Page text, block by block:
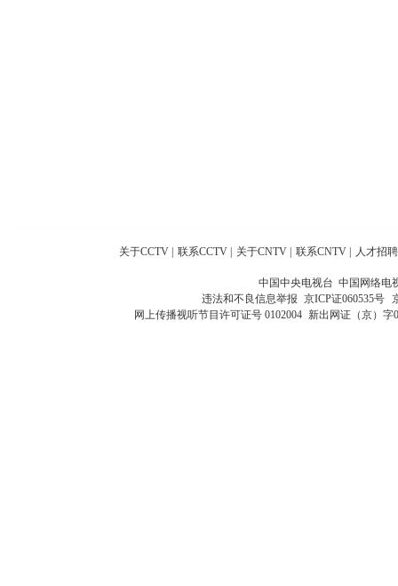
关于CCTV 联系CCTV 关于CNTV 联系CNTV 人才招聘
中国中央电视台 中国网络电
违法和不良信息举报 京ICP证060535号
网上传播视听节目许可证号 0102004 新出网证（京）